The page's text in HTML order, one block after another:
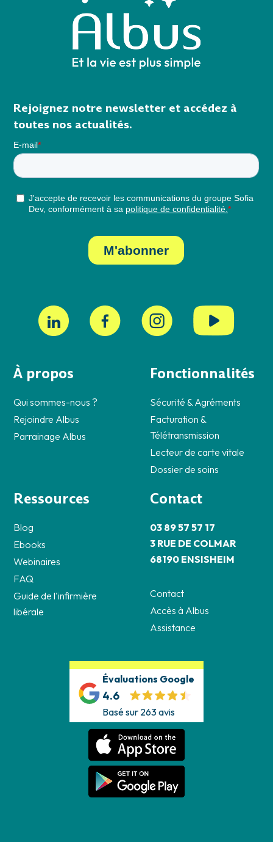
À propos
Qui sommes-nous ?
Rejoindre Albus
Parrainage Albus
Fonctionnalités
Sécurité & Agréments
Facturation &
Télétransmission
Lecteur de carte vitale
Dossier de soins
Ressources
Blog
Ebooks
Webinaires
FAQ
Guide de l'infirmière
libérale
Contact
03 89 57 57 17
3 RUE DE COLMAR
68190 ENSISHEIM
Contact
Accès à Albus
Assistance
Évaluations Google
4.6
Basé sur 263 avis
Rejoignez notre newsletter et accédez à
toutes nos actualités.